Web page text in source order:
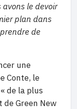
le devoir
plan dans
de
une
Conte, le
de la plus
Green New